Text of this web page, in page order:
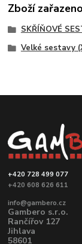
Zboží
SKŘÍŇOVÉ
Velké sestavy
+420 728 499 077
+420 608 626 611
info@gambero.cz
Gambero s.r.o.
Rančířov 127
Jihlava
58601